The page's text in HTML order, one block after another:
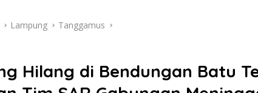
Lampung Tanggamus
Hilang di Bendungan Batu